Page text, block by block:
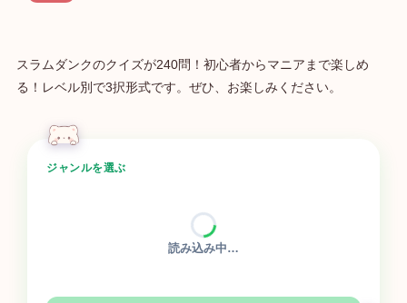
スラムダンクのクイズが240問！初心者からマニアまで楽しめ
る！レベル別で3択形式です。ぜひ、お楽しみください。
ジャンルを選ぶ
読み込み中…